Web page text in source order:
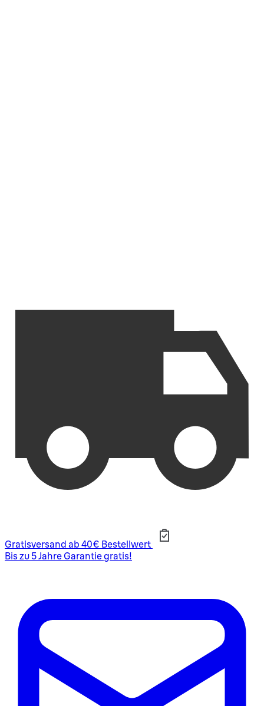
Gratisversand ab 40€ Bestellwert
Bis zu 5 Jahre Garantie gratis!